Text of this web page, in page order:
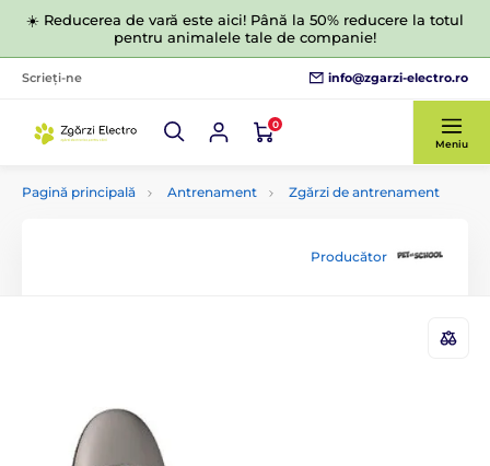
☀️ Reducerea de vară este aici! Până la 50% reducere la totul
pentru animalele tale de companie!
Scrieți-ne info@zgarzi-electro.ro
0
Meniu
Pagină principală Antrenament Zgărzi de antrenament
Producător